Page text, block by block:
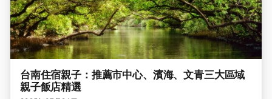
台南住宿親子：推薦市中心、濱海、文青三大區域
親子飯店精選